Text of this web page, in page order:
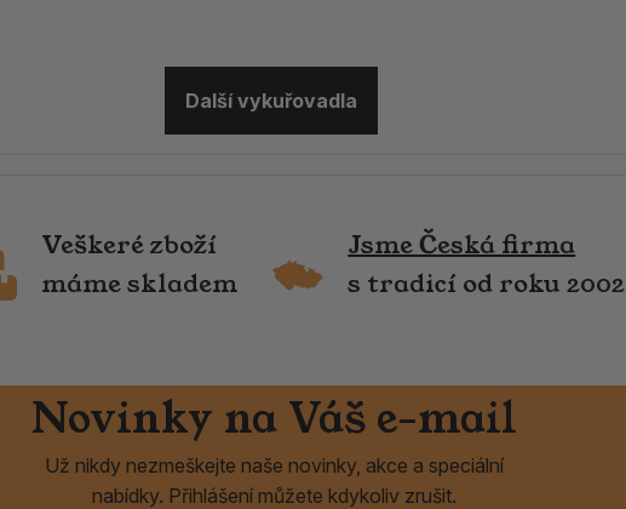
Další vykuřovadla
Veškeré zboží
máme skladem
Jsme Česká firma
s tradicí od roku 2002
Novinky na Váš e-mail
Už nikdy nezmeškejte naše novinky, akce a speciální
nabídky. Přihlášení můžete kdykoliv zrušit.